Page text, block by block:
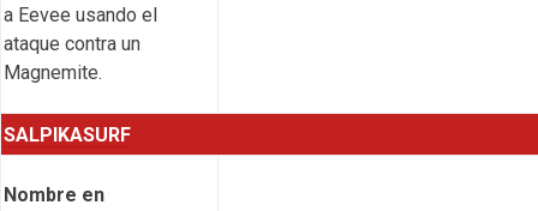
a Eevee usando el
ataque contra un
Magnemite.
SALPIKASURF
Nombre en